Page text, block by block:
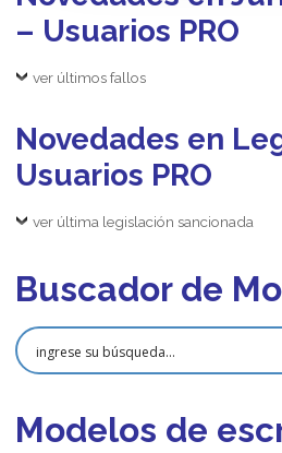
– Usuarios PRO
ver últimos fallos
Novedades en
Usuarios PRO
ver última legislación sancionada
Buscador de
Modelos de